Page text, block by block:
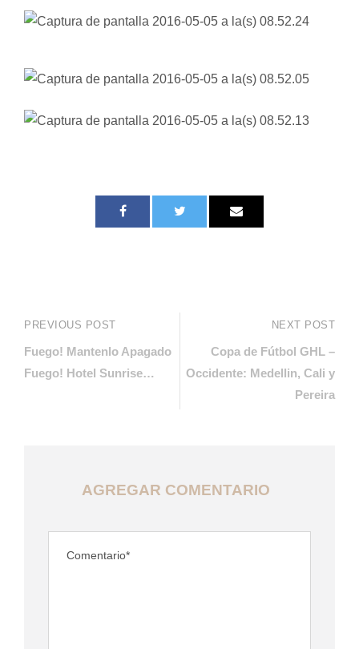
PREVIOUS POST
Fuego! Mantenlo Apagado
Fuego! Hotel Sunrise…
NEXT POST
Copa de Fútbol GHL –
Occidente: Medellin, Cali y
Pereira
AGREGAR COMENTARIO